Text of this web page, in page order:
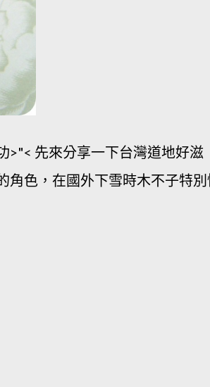
>"< 先來分享一下台灣道地好滋
角色，在國外下雪時木不子特